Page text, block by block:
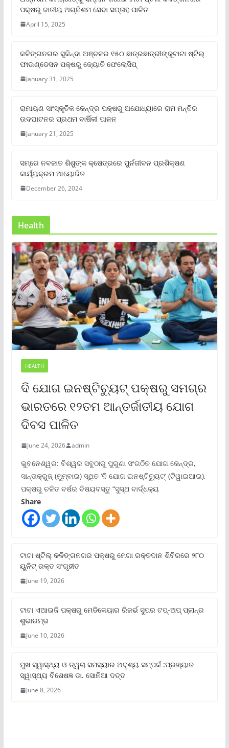
ପକ୍ଷରୁ ଜାତୀୟ ଅଗ୍ନିଶମ ସେବା ସପ୍ତାହ ପାଳିତ
April 15, 2025
କଳିଙ୍ଗନଗର ସୁକିନ୍ଦା ଅଞ୍ଚଳର ୧୫୦ ଛାତ୍ରଛାତ୍ରୀଙ୍କୁଟାଟା ଷ୍ଟିଲ୍
ଫାଉଣ୍ଡେସନ ପକ୍ଷରୁ ଜ୍ୟୋତି ଫେଲୋସିପ୍‌
January 31, 2025
ରାମାୟଣ ସାଂସ୍କୃତିକ କେନ୍ଦ୍ର ପକ୍ଷରୁ ଅଯୋଧ୍ୟାରେ ରାମ ମନ୍ଦିର
ଉଦଘାଟନର ପ୍ରଥମ ବାର୍ଷିକୀ ପାଳନ
January 21, 2025
ସମ୍‌ରେ ନବଜାତ ଶିଶୁଙ୍କ କ୍ଷେତ୍ରରେ ପୁର୍ନଜୀବନ ପ୍ରଶିକ୍ଷଣ
କାର୍ଯ୍ୟକ୍ରମ ଆୟୋଜିତ
December 26, 2024
Health
HEALTH
ଦି ଯୋଗ ଇନଷ୍ଟିଚ୍ୟୁଟ୍ ପକ୍ଷରୁ ସମଗ୍ର
ଭାରତରେ ୧୨ତମ ଆନ୍ତର୍ଜାତୀୟ ଯୋଗ
ଦିବସ ପାଳିତ
June 24, 2026 admin
ଭୁବନେଶ୍ୱର: ବିଶ୍ୱର ସବୁଠାରୁ ପୁରୁଣା ସଂଗଠିତ ଯୋଗ କେନ୍ଦ୍ର,
ସାନ୍ତାକ୍ରୁଜ୍ (ମୁମ୍ବାଇ) ସ୍ଥିତ ‘ଦି ଯୋଗ ଇନଷ୍ଟିଚ୍ୟୁଟ୍‌’ (ଟିୱାଇଆଇ),
ପକ୍ଷରୁ ଚଳିତ ବର୍ଷର ବିଷୟବସ୍ତୁ “ସୁସ୍ଥ ବାର୍ଦ୍ଧକ୍ୟ
Share
ଟାଟା ଷ୍ଟିଲ୍‌ କଳିଙ୍ଗନଗର ପକ୍ଷରୁ ମେଗା ରକ୍ତଦାନ ଶିବିରରେ ୨୮୦
ୟୁନିଟ୍‌ ରକ୍ତ ସଂଗୃହୀତ
June 19, 2026
ଟାଟା ଏଆଇଜି ପକ୍ଷରୁ ମେଡିକେୟାର ରିଜର୍ଭ ସୁପର ଟପ୍‌-ଅପ୍ ପ୍ଲାନ୍‌ର
ଶୁଭାରମ୍ଭ
June 10, 2026
ମୁଖ ସ୍ୱାସ୍ଥ୍ୟ ଓ ତ୍ୱଚା ସମସ୍ୟାର ଅଦୃଶ୍ୟ ସମ୍ପର୍କ :ପ୍ରଖ୍ୟାତ
ସ୍ୱାସ୍ଥ୍ୟ ବିଶେଷଜ୍ଞ ଡା. ସୋନିଆ ଦତ୍ତ
June 8, 2026